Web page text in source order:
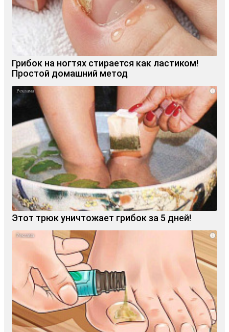
Грибок на ногтях стирается как ластиком!
Простой домашний метод
i
Этот трюк уничтожает грибок за 5 дней!
i